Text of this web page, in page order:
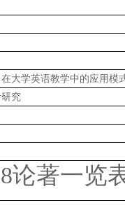
大学英语教学中的应用模
究
论著一览